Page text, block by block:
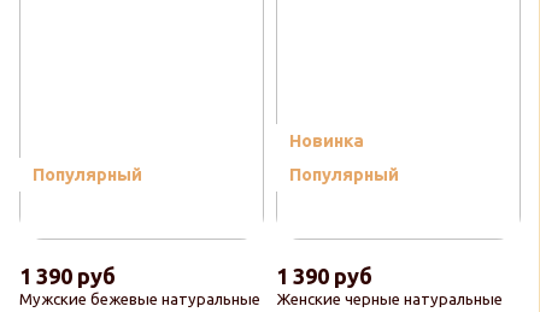
Популярный
Мужские бежевые натуральные
1 390 руб
Новинка
Популярный
Женские черные натуральные
1 390 руб